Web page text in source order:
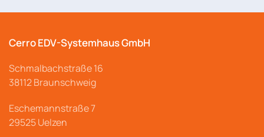
Cerro EDV-Systemhaus GmbH
Schmalbachstraße16
38112 Braunschweig
Eschemannstraße 7
29525 Uelzen